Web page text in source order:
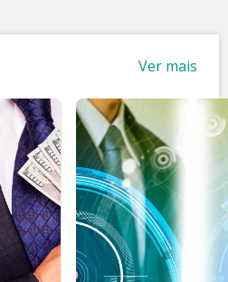
Ver mais